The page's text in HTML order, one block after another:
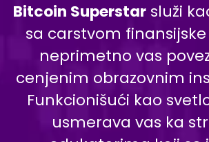
Bitcoin Superstarsluži
sa carstvom
neprimetno vas
cenjenim obrazovnim
Funkcionišući kao
usmerava vas ka